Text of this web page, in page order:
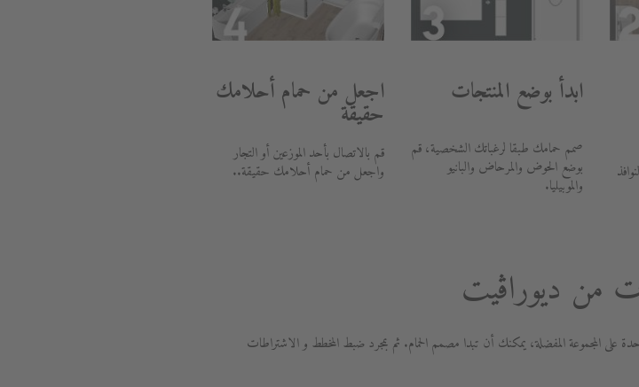
ابدأ بوضع المنتجات
صمم حمامك طبقا لرغباتك الشخصية، قم
بوضع الحوض والمرحاض والبانيو
والموبيليا.
اجعل من حمام أحلامك
حقيقة
قم بالاتصال بأحد الموزعين أو التجار
واجعل من حمام أحلامك حقيقة..
من ديوراڨيت
المجموعة المفضلة، يمكنك أن تبدا مصمم الحمام. ثم بمجرد ضبط المخطط و الاشتراطات